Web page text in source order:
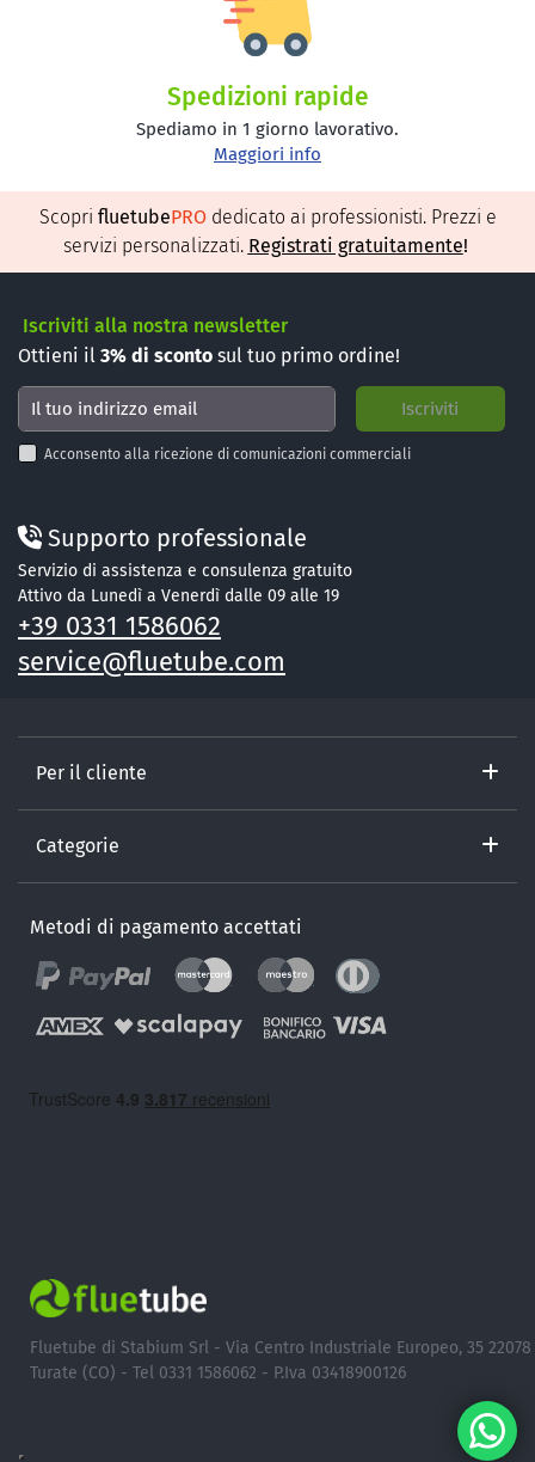
Spedizioni rapide
Spediamo in 1 giorno lavorativo.
Maggiori info
Scopri fluetubePRO dedicato ai professionisti. Prezzi e
servizi personalizzati. Registrati gratuitamente!
Iscriviti alla nostra newsletter
Ottieni il 3% di sconto sul tuo primo ordine!
Acconsento alla ricezione di comunicazioni commerciali
Supporto professionale
Servizio di assistenza e consulenza gratuito
Attivo da Lunedì a Venerdì dalle 09 alle 19
+39 0331 1586062
service@fluetube.com
Per il cliente
Categorie
Metodi di pagamento accettati
Fluetube di Stabium Srl - Via Centro Industriale Europeo, 35 22078
Turate (CO) - Tel 0331 1586062 - P.Iva 03418900126